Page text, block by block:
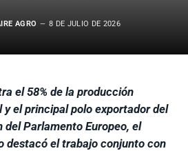
AGRO 8 DE JULIO DE 2026
el 58% de la producción
y el principal polo exportador del
del Parlamento Europeo, el
destacó el trabajo conjunto con